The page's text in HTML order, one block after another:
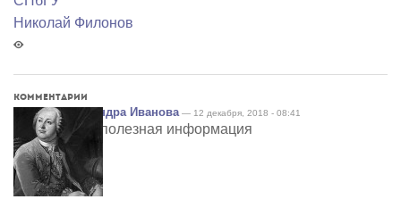
Николай Филонов
Комментарии
Александра Иванова — 12 декабря, 2018 - 08:41
очень полезная информация